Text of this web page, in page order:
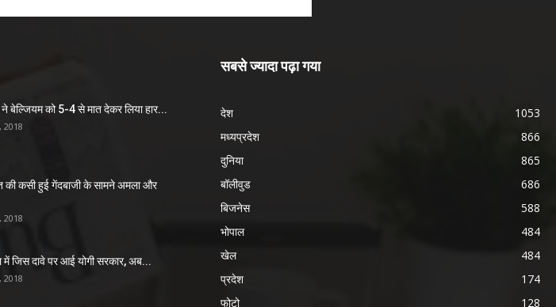
ने बेल्जियम को 5-4 से मात देकर लिया हार...
2018
की कसी हुई गेंदबाजी के सामने अमला और
2018
में जिस दावे पर आई योगी सरकार, अब...
2018
सबसे ज्यादा पढ़ा गया
देश
1053
मध्यप्रदेश
866
दुनिया
865
बॉलीवुड
686
बिजनेस
588
भोपाल
484
खेल
484
प्रदेश
174
फोटो
128